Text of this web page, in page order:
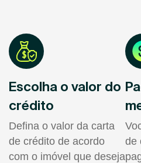
Escolha o valor do
crédito
Defina o valor da carta
de crédito de acordo
com o imóvel que deseja
de